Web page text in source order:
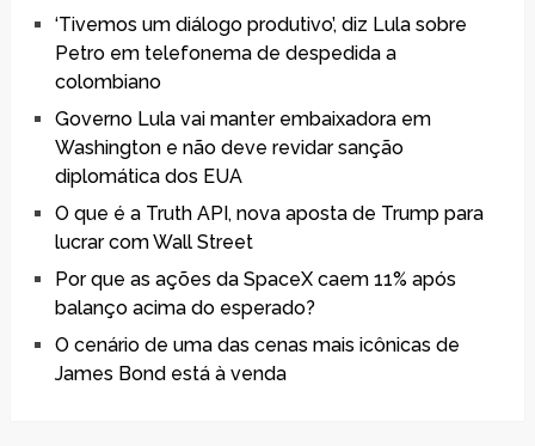
‘Tivemos um diálogo produtivo’, diz Lula sobre
Petro em telefonema de despedida a
colombiano
Governo Lula vai manter embaixadora em
Washington e não deve revidar sanção
diplomática dos EUA
O que é a Truth API, nova aposta de Trump para
lucrar com Wall Street
Por que as ações da SpaceX caem 11% após
balanço acima do esperado?
O cenário de uma das cenas mais icônicas de
James Bond está à venda